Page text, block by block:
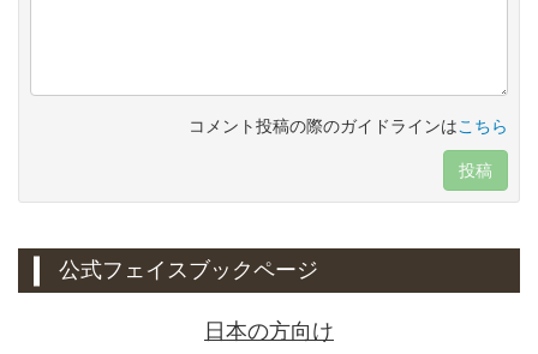
コメント投稿の際のガイドラインはこちら
投稿
公式フェイスブックページ
日本の方向け